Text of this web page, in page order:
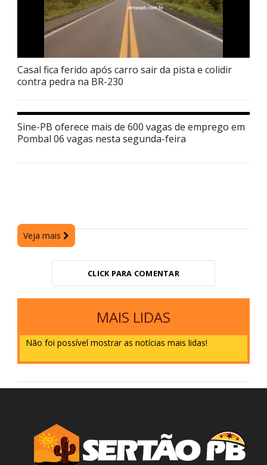
Casal fica ferido após carro sair da pista e colidir
contra pedra na BR-230
Sine-PB oferece mais de 600 vagas de emprego em
Pombal 06 vagas nesta segunda-feira
Veja mais
CLICK PARA COMENTAR
MAIS LIDAS
Não foi possível mostrar as notícias mais lidas!